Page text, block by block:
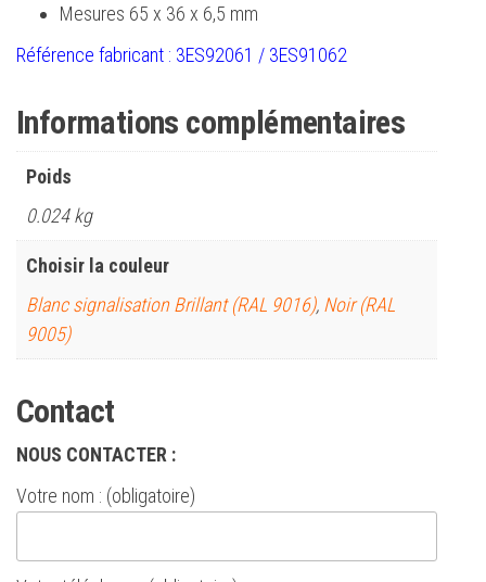
Mesures 65 x 36 x 6,5 mm
Référence fabricant : 3ES92061 / 3ES91062
Informations complémentaires
Poids
0.024 kg
Choisir la couleur
Blanc signalisation Brillant (RAL 9016), Noir (RAL
9005)
Contact
NOUS CONTACTER :
Votre nom : (obligatoire)